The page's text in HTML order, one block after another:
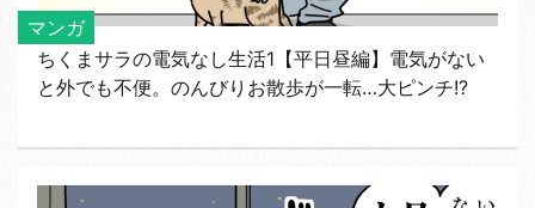
マンガ
ちくまサラの電気なし生活1【平日昼編】電気がない
と外でも不便。のんびりお散歩が一転…大ピンチ!?